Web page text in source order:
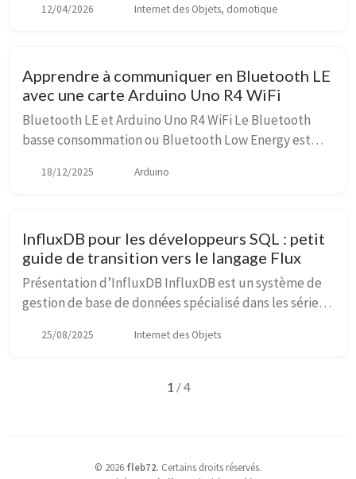
montage en basse tension (12 V CC). On en trouve ...
12/04/2026 Internet des Objets, domotique
Apprendre à communiquer en Bluetooth LE
avec une carte Arduino Uno R4 WiFi
Bluetooth LE et Arduino Uno R4 WiFi Le Bluetooth
basse consommation ou Bluetooth Low Energy est
standard ouvert Bluetooth. Comparé au Bluetooth,...
18/12/2025 Arduino
InfluxDB pour les développeurs SQL : petit
guide de transition vers le langage Flux
Présentation d’InfluxDB InfluxDB est un système de
gestion de base de données spécialisé dans les séries
comme les relevés de capteurs (températu...
25/08/2025 Internet des Objets
1 / 4
© 2026 fleb72. Certains droits réservés.